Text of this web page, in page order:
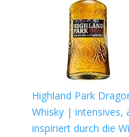
Highland Park
Whisky | intensives,
inspiriert durch die